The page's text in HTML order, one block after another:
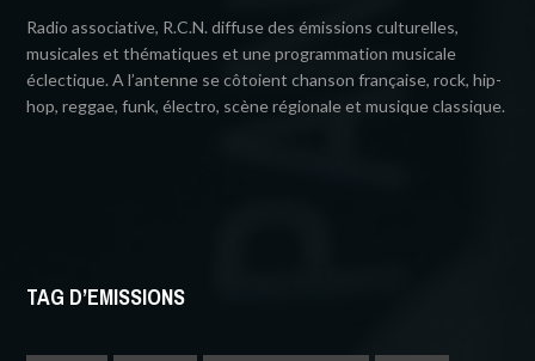
Radio associative, R.C.N. diffuse des émissions culturelles,
musicales et thématiques et une programmation musicale
éclectique. A l’antenne se côtoient chanson française, rock, hip-
hop, reggae, funk, électro, scène régionale et musique classique.
TAG D’EMISSIONS